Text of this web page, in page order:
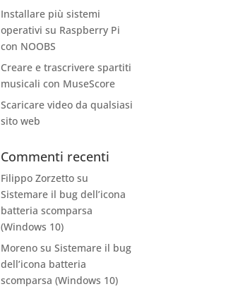
Installare più sistemi
operativi su Raspberry Pi
con NOOBS
Creare e trascrivere spartiti
musicali con MuseScore
Scaricare video da qualsiasi
sito web
Commenti recenti
Filippo Zorzetto su
Sistemare il bug dell’icona
batteria scomparsa
(Windows 10)
Moreno suSistemare il bug
dell’icona batteria
scomparsa (Windows 10)